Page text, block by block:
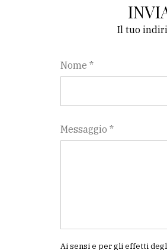
Il tuo
Nome *
Messaggio *
Ai sensi e per gli effetti